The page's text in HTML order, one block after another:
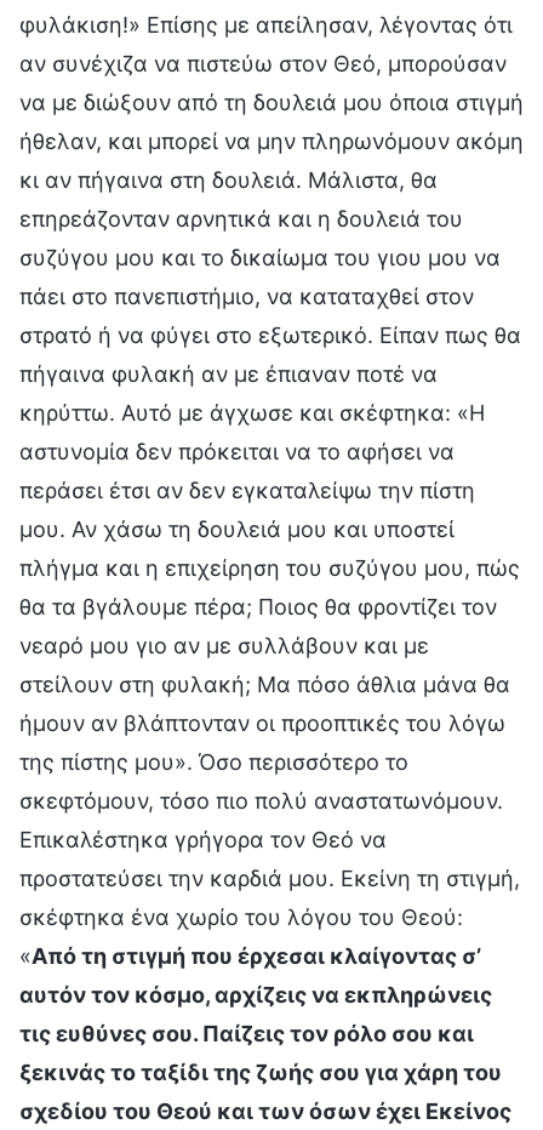
φυλάκιση!» Επίσης με απείλησαν, λέγοντας ότι
αν συνέχιζα να πιστεύω στον Θεό, μπορούσαν
να με διώξουν από τη δουλειά μου όποια στιγμή
ήθελαν, και μπορεί να μην πληρωνόμουν ακόμη
κι αν πήγαινα στη δουλειά. Μάλιστα, θα
επηρεάζονταν αρνητικά και η δουλειά του
συζύγου μου και το δικαίωμα του γιου μου να
πάει στο πανεπιστήμιο, να καταταχθεί στον
στρατό ή να φύγει στο εξωτερικό. Είπαν πως θα
πήγαινα φυλακή αν με έπιαναν ποτέ να
κηρύττω. Αυτό με άγχωσε και σκέφτηκα: «Η
αστυνομία δεν πρόκειται να το αφήσει να
περάσει έτσι αν δεν εγκαταλείψω την πίστη
μου. Αν χάσω τη δουλειά μου και υποστεί
πλήγμα και η επιχείρηση του συζύγου μου, πώς
θα τα βγάλουμε πέρα; Ποιος θα φροντίζει τον
νεαρό μου γιο αν με συλλάβουν και με
στείλουν στη φυλακή; Μα πόσο άθλια μάνα θα
ήμουν αν βλάπτονταν οι προοπτικές του λόγω
της πίστης μου». Όσο περισσότερο το
σκεφτόμουν, τόσο πιο πολύ αναστατωνόμουν.
Επικαλέστηκα γρήγορα τον Θεό να
προστατεύσει την καρδιά μου. Εκείνη τη στιγμή,
σκέφτηκα ένα χωρίο του λόγου του Θεού:
«Από τη στιγμή που έρχεσαι κλαίγοντας σ’
αυτόν τον κόσμο, αρχίζεις να εκπληρώνεις
τις ευθύνες σου. Παίζεις τον ρόλο σου και
ξεκινάς το ταξίδι της ζωής σου για χάρη του
σχεδίου του Θεού και των όσων έχει Εκείνος